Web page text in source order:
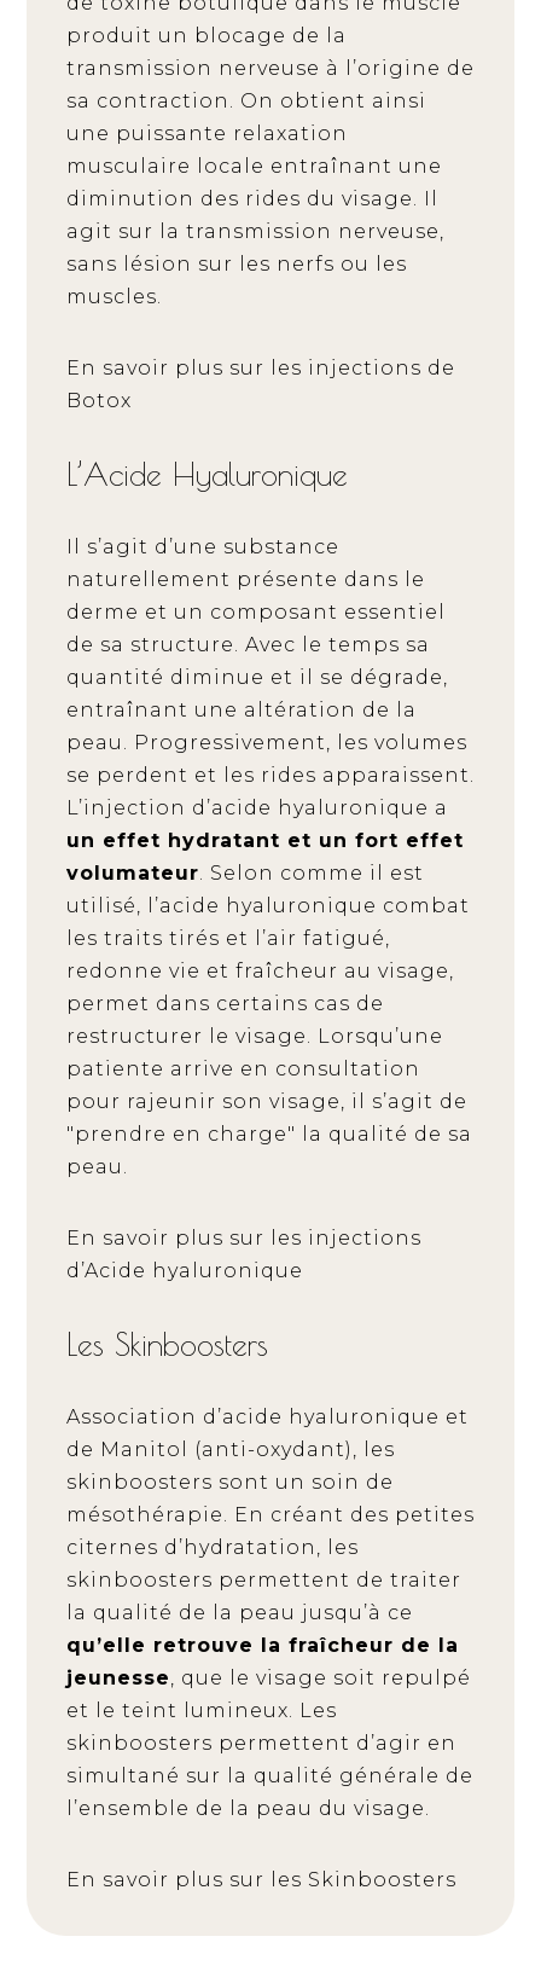
produit un blocage de la
transmission nerveuse à l’origine de
sa contraction. On obtient ainsi
une puissante relaxation
musculaire locale entraînant une
diminution des rides du visage. Il
agit sur la transmission nerveuse,
sans lésion sur les nerfs ou les
muscles.
En savoir plus sur
les injections de
Botox
L’Acide Hyaluronique
Il s’agit d’une substance
naturellement présente dans le
derme et un composant essentiel
de sa structure. Avec le temps sa
quantité diminue et il se dégrade,
entraînant une altération de la
peau. Progressivement, les volumes
se perdent et les rides apparaissent.
L’injection d’acide hyaluronique a
un effet hydratant et un fort effet
volumateur. Selon comme il est
utilisé, l’acide hyaluronique combat
les traits tirés et l’air fatigué,
redonne vie et fraîcheur au visage,
permet dans certains cas de
restructurer le visage. Lorsqu’une
patiente arrive en consultation
pour rajeunir son visage, il s’agit de
"prendre en charge" la qualité de sa
peau.
En savoir plus sur les injections
d’Acide hyaluronique
Les Skinboosters
Association d’acide hyaluronique et
de Manitol (anti-oxydant), les
skinboosters sont un soin de
mésothérapie. En créant des petites
citernes d’hydratation, les
skinboosters permettent de traiter
la qualité de la peau jusqu’à ce
qu’elle retrouve la fraîcheur de la
jeunesse, que le visage soit repulpé
et le teint lumineux. Les
skinboosters permettent d’agir en
simultané sur la qualité générale de
l’ensemble de la peau du visage.
En savoir plus sur les Skinboosters